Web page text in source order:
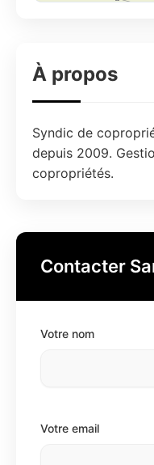
À propos
Syndic de
depuis 2009.
copropriétés.
Contacter
Votre nom
Votre email